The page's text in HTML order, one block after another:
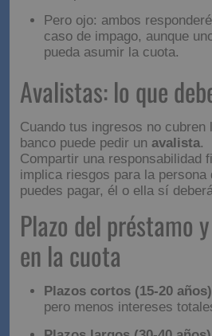
tu capacidad de
Pero ojo: ambos
pueda asumir la cuota.
Avalistas: lo
tener claro
Cuando tus ingresos no cubren
banco puede pedir un
Compartir una responsabilidad
implica riesgos para la persona
puedes pagar, él o ella sí
Plazo del
impacto en la